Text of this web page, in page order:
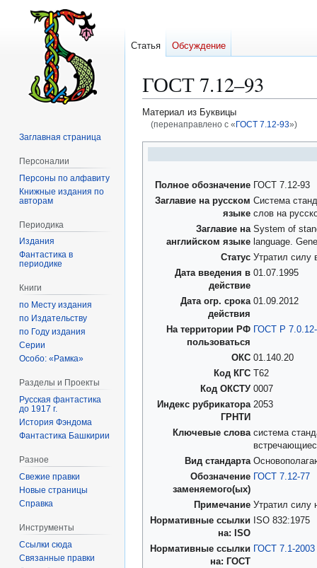
ГОСТ 7.12–93
Материал из Буквицы
(перенаправлено с « ГОСТ 7.12-93»)
Перейти
навигации
Перейти
поискуПолное обозначение ГОСТ 7.12-93
Заглавие на русском
языке
Система
слов на
Заглавие на
английском языке
System of
language.
Статус Утратил силу
Дата введения в
действие
01.07.1995
Дата огр. срока
действия
01.09.2012
На территории РФ
пользоваться
ГОСТ Р
ОКС 01.140.20
Код КГС Т62
Код ОКСТУ 0007
Индекс рубрикатора
ГРНТИ
2053
Ключевые слова система
Вид стандарта
Обозначение
заменяемого(ых)
ГОСТ 7.12-77
Примечание Утратил силу
Нормативные ссылки
на: ISO
ISO 832:1975
Нормативные ссылки
на: ГОСТ
ГОСТ 7.1-2003
Статья Обсуждение
Заглавная страница
Персоналии
Персоны по алфавиту
Книжные издания по
авторам
Периодика
Издания
Фантастика в
периодике
Книги
по Месту издания
по Издательству
по Году издания
Серии
Особо: «Рамка»
Разделы и Проекты
Русская фантастика
до 1917 г.
История Фэндома
Фантастика Башкирии
Разное
Свежие правки
Новые страницы
Справка
Инструменты
Ссылки сюда
Связанные правки